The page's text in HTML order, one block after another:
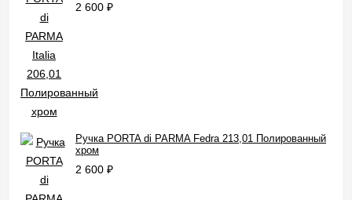
2 600 ₽
Ручка PORTA di PARMA Fedra 213,01 Полированный
хром
2 600 ₽